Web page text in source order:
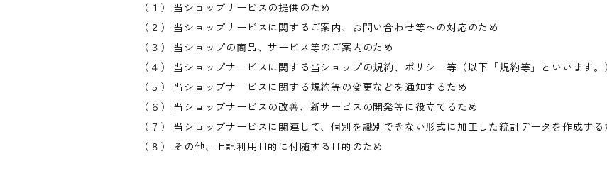
（１） 当ショップサービスの提供のため
（２） 当ショップサービスに関するご案内、お問い合わせ等への対応のため
（３） 当ショップの商品、サービス等のご案内のため
（４） 当ショップサービスに関する当ショップの規約、ポリシー等（以下「規約等」といいます
（５） 当ショップサービスに関する規約等の変更などを通知するため
（６） 当ショップサービスの改善、新サービスの開発等に役立てるため
（７） 当ショップサービスに関連して、個別を識別できない形式に加工した統計データを作成する
（８） その他、上記利用目的に付随する目的のため